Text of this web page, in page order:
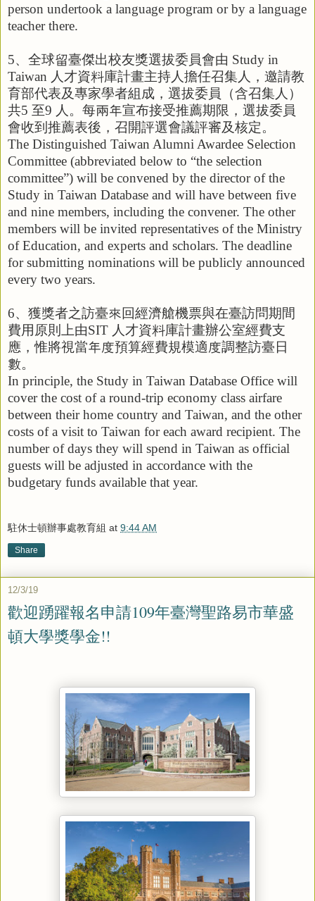
person undertook a language program or by a language
teacher there.
5、全球留臺傑出校友獎選拔委員會由 Study in
Taiwan 人才資料庫計畫主持人擔任召集人，邀請教
育部代表及專家學者組成，選拔委員（含召集人）
共5 至9 人。每兩年宣布接受推薦期限，選拔委員
會收到推薦表後，召開評選會議評審及核定。
The Distinguished Taiwan Alumni Awardee Selection
Committee (abbreviated below to “the selection
committee”) will be convened by the director of the
Study in Taiwan Database and will have between five
and nine members, including the convener. The other
members will be invited representatives of the Ministry
of Education, and experts and scholars. The deadline
for submitting nominations will be publicly announced
every two years.
6、獲獎者之訪臺來回經濟艙機票與在臺訪問期間
費用原則上由SIT 人才資料庫計畫辦公室經費支
應，惟將視當年度預算經費規模適度調整訪臺日
數。
In principle, the Study in Taiwan Database Office will
cover the cost of a round-trip economy class airfare
between their home country and Taiwan, and the other
costs of a visit to Taiwan for each award recipient. The
number of days they will spend in Taiwan as official
guests will be adjusted in accordance with the
budgetary funds available that year.
駐休士頓辦事處教育組 at 9:44 AM
Share
12/3/19
歡迎踴躍報名申請109年臺灣聖路易市華盛
頓大學獎學金!!